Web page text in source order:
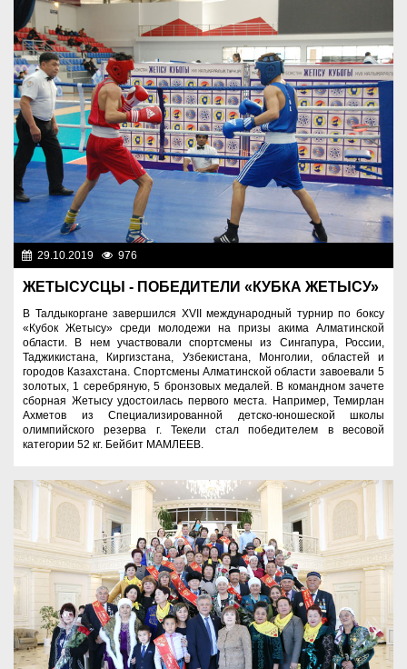
29.10.2019 976
ЖЕТЫСУСЦЫ - ПОБЕДИТЕЛИ «КУБКА ЖЕТЫСУ»
В Талдыкоргане завершился XVII международный турнир по боксу
«Кубок Жетысу» среди молодежи на призы акима Алматинской
области. В нем участвовали спортсмены из Сингапура, России,
Таджикистана, Киргизстана, Узбекистана, Монголии, областей и
городов Казахстана. Спортсмены Алматинской области завоевали 5
золотых, 1 серебряную, 5 бронзовых медалей. В командном зачете
сборная Жетысу удостоилась первого места. Например, Темирлан
Ахметов из Специализированной детско-юношеской школы
олимпийского резерва г. Текели стал победителем в весовой
категории 52 кг. Бейбит МАМЛЕЕВ.